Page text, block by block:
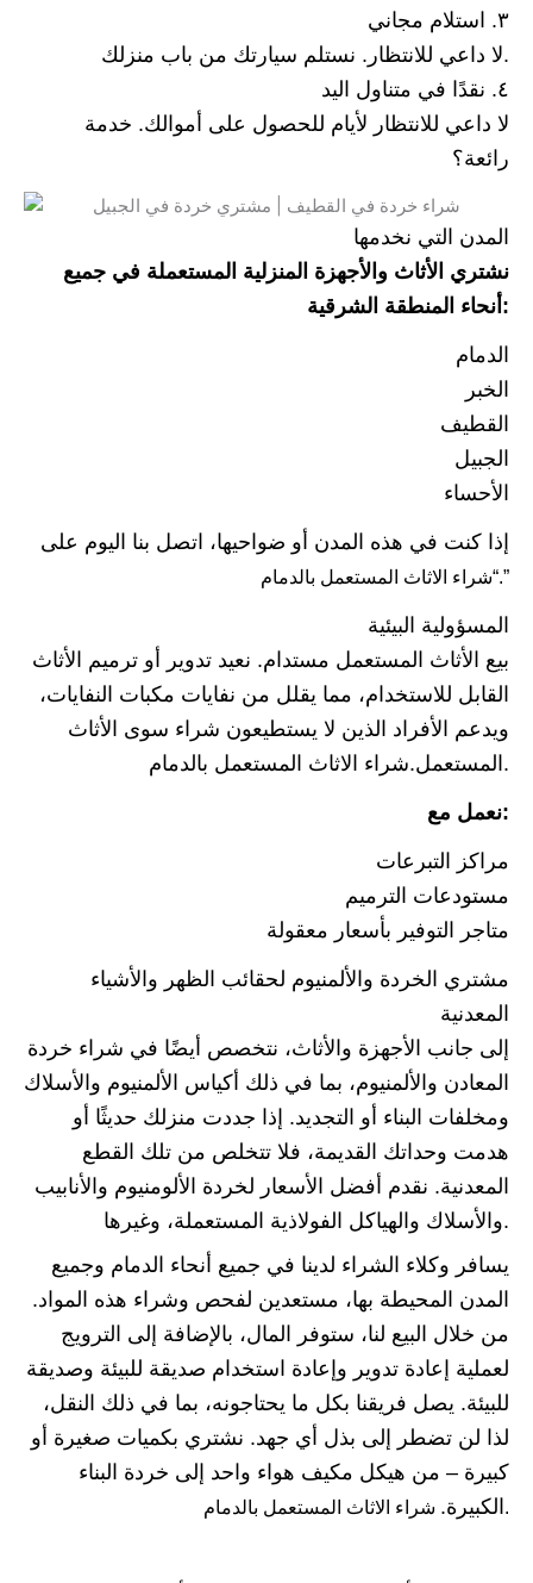
٣. استلام مجاني
لا داعي للانتظار. نستلم سيارتك من باب منزلك.
٤. نقدًا في متناول اليد
لا داعي للانتظار لأيام للحصول على أموالك. خدمة
رائعة؟
المدن التي نخدمها
نشتري الأثاث والأجهزة المنزلية المستعملة في جميع
أنحاء المنطقة الشرقية:
الدمام
الخبر
القطيف
الجبيل
الأحساء
إذا كنت في هذه المدن أو ضواحيها، اتصل بنا اليوم على
“شراء الاثاث المستعمل بالدمام.”
المسؤولية البيئية
بيع الأثاث المستعمل مستدام. نعيد تدوير أو ترميم الأثاث
القابل للاستخدام، مما يقلل من نفايات مكبات النفايات،
ويدعم الأفراد الذين لا يستطيعون شراء سوى الأثاث
المستعمل.شراء الاثاث المستعمل بالدمام.
نعمل مع:
مراكز التبرعات
مستودعات الترميم
متاجر التوفير بأسعار معقولة
مشتري الخردة والألمنيوم لحقائب الظهر والأشياء
المعدنية
إلى جانب الأجهزة والأثاث، نتخصص أيضًا في شراء خردة
المعادن والألمنيوم، بما في ذلك أكياس الألمنيوم والأسلاك
ومخلفات البناء أو التجديد. إذا جددت منزلك حديثًا أو
هدمت وحداتك القديمة، فلا تتخلص من تلك القطع
المعدنية. نقدم أفضل الأسعار لخردة الألومنيوم والأنابيب
والأسلاك والهياكل الفولاذية المستعملة، وغيرها.
يسافر وكلاء الشراء لدينا في جميع أنحاء الدمام وجميع
المدن المحيطة بها، مستعدين لفحص وشراء هذه المواد.
من خلال البيع لنا، ستوفر المال، بالإضافة إلى الترويج
لعملية إعادة تدوير وإعادة استخدام صديقة للبيئة وصديقة
للبيئة. يصل فريقنا بكل ما يحتاجونه، بما في ذلك النقل،
لذا لن تضطر إلى بذل أي جهد. نشتري بكميات صغيرة أو
كبيرة – من هيكل مكيف هواء واحد إلى خردة البناء
الكبيرة. شراء الاثاث المستعمل بالدمام.